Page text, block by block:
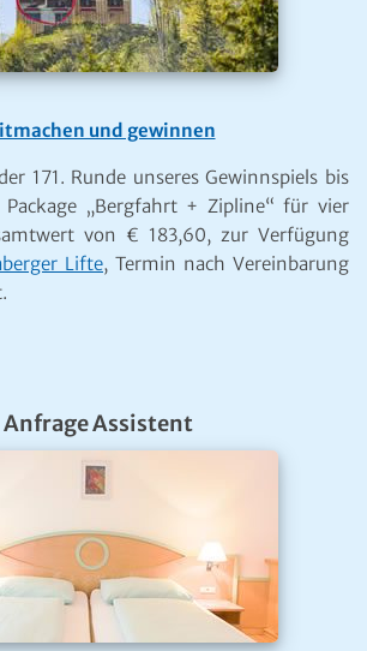
und gewinnen
171. Runde unseres Gewinnspiels bis
Package „Bergfahrt + Zipline“ für vier
von € 183,60, zur Verfügung
Lifte, Termin nach Vereinbarung
Anfrage Assistent